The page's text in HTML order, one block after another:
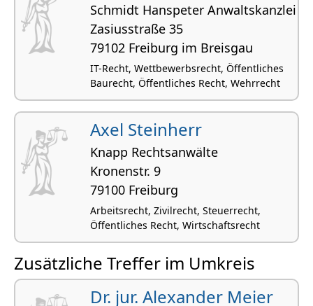
Schmidt Hanspeter Anwaltskanzlei
Zasiusstraße 35
79102 Freiburg im Breisgau
IT-Recht, Wettbewerbsrecht, Öffentliches
Baurecht, Öffentliches Recht, Wehrrecht
Axel Steinherr
Knapp Rechtsanwälte
Kronenstr. 9
79100 Freiburg
Arbeitsrecht, Zivilrecht, Steuerrecht,
Öffentliches Recht, Wirtschaftsrecht
Zusätzliche Treffer im Umkreis
Dr. jur. Alexander Meier